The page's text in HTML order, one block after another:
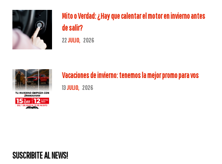
Mito o Verdad: ¿Hay que calentar el motor en invierno antes
de salir?
22JULIO, 2026
Vacaciones de invierno: tenemos la mejor promo para vos
13JULIO, 2026
SUSCRIBITE AL NEWS!